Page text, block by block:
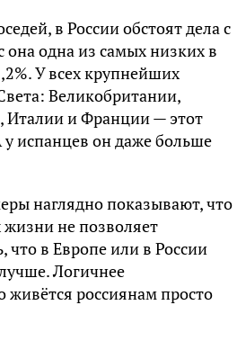
в России обстоят дела с
она одна из самых низких в
У всех крупнейших
Великобритании,
Италии и Франции — этот
испанцев он даже больше
наглядно показывают, что
жизни не позволяет
что в Европе или в России
Логичнее
живётся россиянам просто